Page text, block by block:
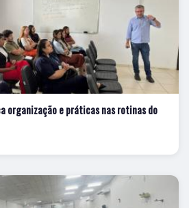
organização e práticas nas rotinas do